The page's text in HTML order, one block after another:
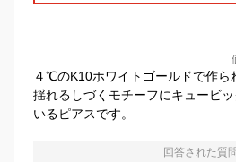
４℃のK10ホワイトゴールドで作ら
揺れるしづくモチーフにキュービ
いるピアスです。
回答された質問